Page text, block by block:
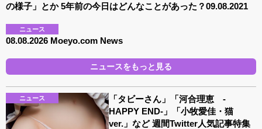
の様子」とか 5年前の今日はどんなことがあった？09.08.2021
ニュース
08.08.2026 Moeyo.com News
ニュースをもっと見る
ニュース
「タビーさん」「河合理恵 -
HAPPY END-」「小牧愛佳・猫
ver.」など 週間Twitter人気記事特集